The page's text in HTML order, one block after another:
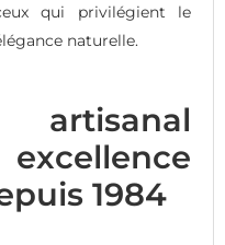
qui privilégient le
naturelle.
1984